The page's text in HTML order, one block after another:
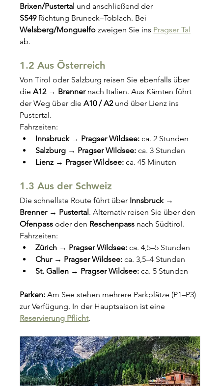
Brixen/Pustertal und anschließend der
SS49 Richtung Bruneck–Toblach. Bei
Welsberg/Monguelfo zweigen Sie ins Pragser Tal
ab.
1.2 Aus Österreich
Von Tirol oder Salzburg reisen Sie ebenfalls über
die A12 → Brenner nach Italien. Aus Kärnten führt
der Weg über die A10 / A2 und über Lienz ins
Pustertal.
Fahrzeiten:
Innsbruck → Pragser Wildsee: ca. 2 Stunden
Salzburg → Pragser Wildsee: ca. 3 Stunden
Lienz → Pragser Wildsee: ca. 45 Minuten
1.3 Aus der Schweiz
Die schnellste Route führt über Innsbruck →
Brenner → Pustertal . Alternativ reisen Sie über den
Ofenpass oder den Reschenpass nach Südtirol.
Fahrzeiten:
Zürich → Pragser Wildsee: ca. 4,5–5 Stunden
Chur → Pragser Wildsee: ca. 3,5–4 Stunden
St. Gallen → Pragser Wildsee: ca. 5 Stunden
Parken: Am See stehen mehrere Parkplätze (P1–P3)
zur Verfügung. In der Hauptsaison ist eine
Reservierung Pflicht.